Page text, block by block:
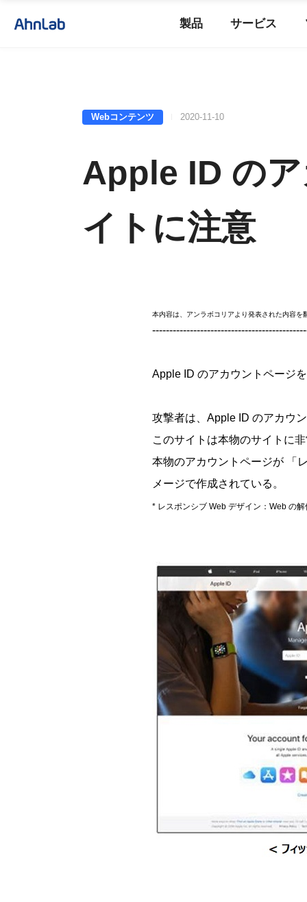
製品 サービス
Webコンテンツ 2020-11-10
Apple ID の
イトに注意
本内容は、アンラボコリアより発表された内容を
Apple ID のアカウントページ
攻撃者は、Apple ID のアカウ
このサイトは本物のサイトに
本物のアカウントページが 「
メージで作成されている。
* レスポンシブ Web デザイン ：Web の